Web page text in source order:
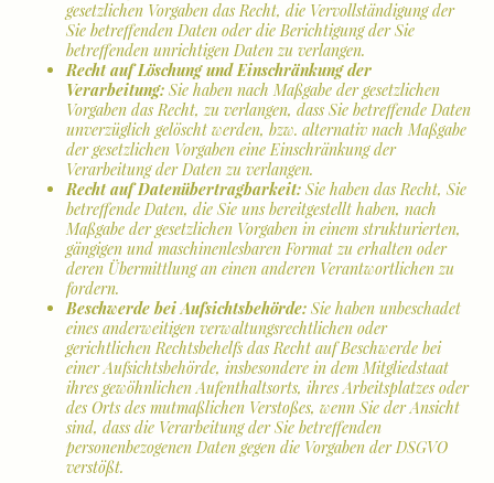
gesetzlichen Vorgaben das Recht, die Vervollständigung der
Sie betreffenden Daten oder die Berichtigung der Sie
betreffenden unrichtigen Daten zu verlangen.
Recht auf Löschung und Einschränkung der
Verarbeitung: Sie haben nach Maßgabe der gesetzlichen
Vorgaben das Recht, zu verlangen, dass Sie betreffende Daten
unverzüglich gelöscht werden, bzw. alternativ nach Maßgabe
der gesetzlichen Vorgaben eine Einschränkung der
Verarbeitung der Daten zu verlangen.
Recht auf Datenübertragbarkeit: Sie haben das Recht, Sie
betreffende Daten, die Sie uns bereitgestellt haben, nach
Maßgabe der gesetzlichen Vorgaben in einem strukturierten,
gängigen und maschinenlesbaren Format zu erhalten oder
deren Übermittlung an einen anderen Verantwortlichen zu
fordern.
Beschwerde bei Aufsichtsbehörde: Sie haben unbeschadet
eines anderweitigen verwaltungsrechtlichen oder
gerichtlichen Rechtsbehelfs das Recht auf Beschwerde bei
einer Aufsichtsbehörde, insbesondere in dem Mitgliedstaat
ihres gewöhnlichen Aufenthaltsorts, ihres Arbeitsplatzes oder
des Orts des mutmaßlichen Verstoßes, wenn Sie der Ansicht
sind, dass die Verarbeitung der Sie betreffenden
personenbezogenen Daten gegen die Vorgaben der DSGVO
verstößt.